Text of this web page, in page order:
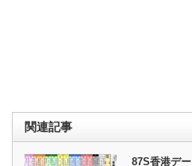
関連記事
87S香港デー